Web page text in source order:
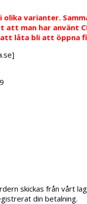
olika varianter.
man har använt
att låta bli att öppna
skickas från vårt
din betalning.